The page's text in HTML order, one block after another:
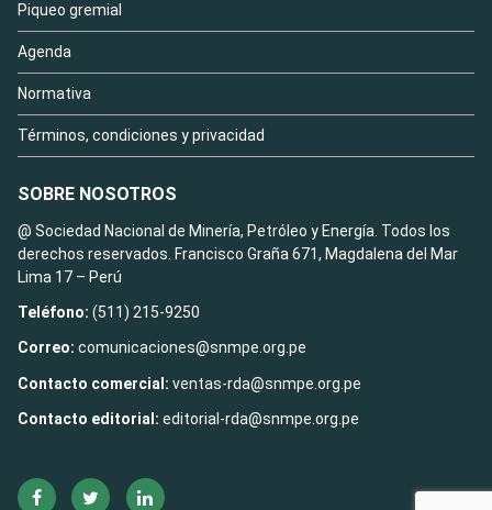
Piqueo gremial
Agenda
Normativa
Términos, condiciones y privacidad
SOBRE NOSOTROS
@ Sociedad Nacional de Minería, Petróleo y Energía. Todos los
derechos reservados. Francisco Graña 671, Magdalena del Mar
Lima 17 – Perú
Teléfono: (511) 215-9250
Correo: comunicaciones@snmpe.org.pe
Contacto comercial: ventas-rda@snmpe.org.pe
Contacto editorial: editorial-rda@snmpe.org.pe